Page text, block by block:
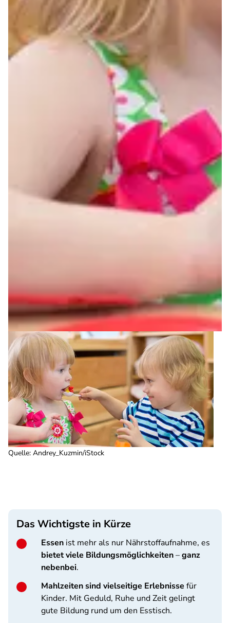
Quelle: Andrey_Kuzmin/iStock
Das Wichtigste in Kürze
Essen ist mehr als nur Nährstoffaufnahme, es
bietet viele Bildungsmöglichkeiten–ganz
nebenbei.
Mahlzeiten sind vielseitige Erlebnisse für
Kinder. Mit Geduld, Ruhe und Zeit gelingt
gute Bildung rund um den Esstisch.